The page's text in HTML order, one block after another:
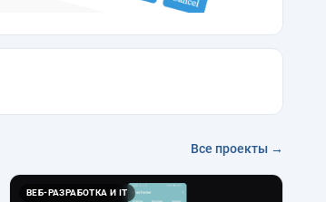
Все проекты →
ВЕБ-РАЗРАБОТКА И IT